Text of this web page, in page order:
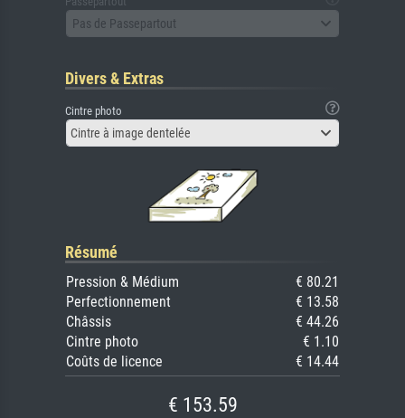
Pas de Passepartout
Divers & Extras
Cintre photo
Cintre à image dentelée
Résumé
Pression & Médium
€ 80.21
Perfectionnement
€ 13.58
Châssis
€ 44.26
Cintre photo
€ 1.10
Coûts de licence
€ 14.44
€ 153.59